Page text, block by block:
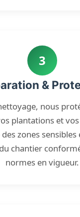
3
&
nous
plantations et
zones sensibles
chantier
normes en vigueur.